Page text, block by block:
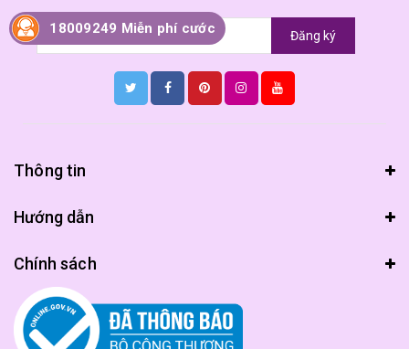
Đăng ký
Thông tin
Hướng dẫn
Chính sách
18009249 Miễn phí cước